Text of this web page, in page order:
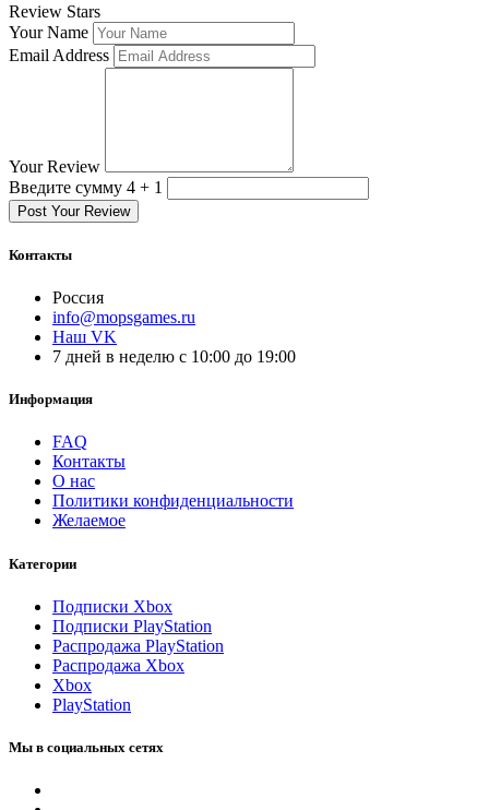
Review Stars
Your Name
Email Address
Your Review
Введите сумму 4 + 1
Post Your Review
Контакты
Россия
info@mopsgames.ru
Наш VK
7 дней в неделю с 10:00 до 19:00
Информация
FAQ
Контакты
О нас
Политики конфиденциальности
Желаемое
Категории
Подписки Xbox
Подписки PlayStation
Распродажа PlayStation
Распродажа Xbox
Xbox
PlayStation
Мы в социальных сетях